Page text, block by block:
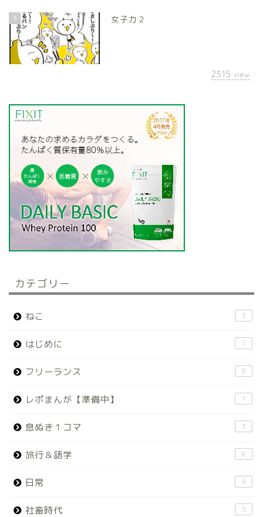
5 女子力２
2515 view
カテゴリー
ねこ 3
はじめに 1
フリーランス 6
レポまんが【準備中】 1
息ぬき１コマ 3
旅行＆語学 6
日常 9
社畜時代 5